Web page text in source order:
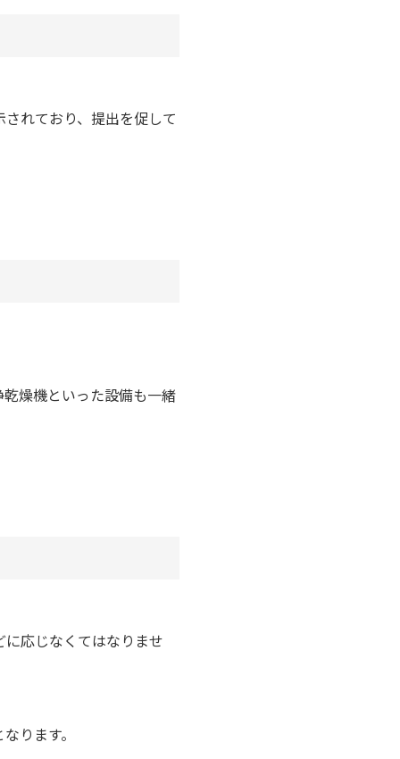
れており、提出を促して
燥機といった設備も一緒
応じなくてはなりませ
ります。